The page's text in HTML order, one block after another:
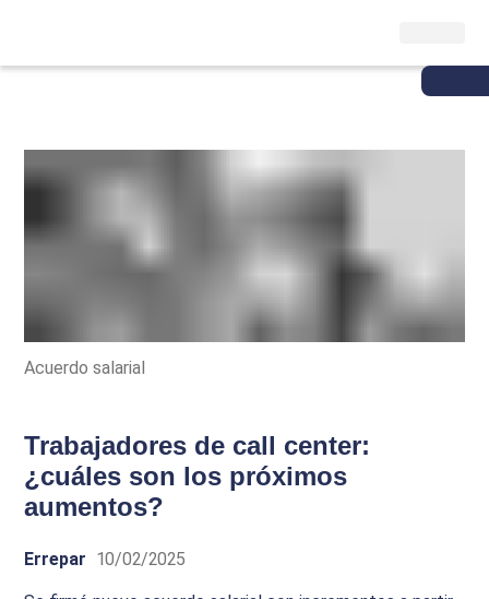
Acuerdo salarial
Trabajadores de call center:
¿cuáles son los próximos
aumentos?
Errepar 10/02/2025